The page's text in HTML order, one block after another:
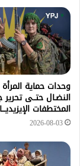
وحدات حماية
النضـال حتــى
المختطفات
2026-08-03